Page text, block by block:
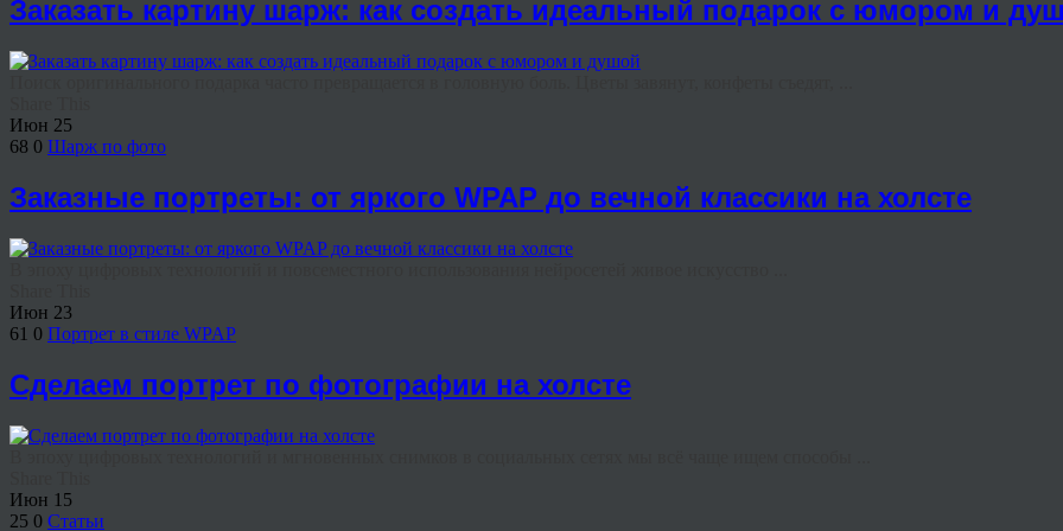
Заказать картину шарж: как создать идеальный подарок с юмором и
Июн 25
68 0 Шарж по фото
Заказные портреты: от яркого WPAP до вечной классики на холсте
Июн 23
61 0 Портрет в стиле WPAP
Сделаем портрет по фотографии на холсте
Июн 15
25 0 Статьи